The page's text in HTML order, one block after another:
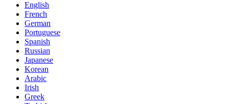
English
French
German
Portuguese
Spanish
Russian
Japanese
Korean
Arabic
Irish
Greek